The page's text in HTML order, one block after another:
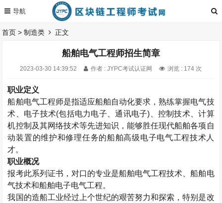
首页 >制造类 正文
船舶电气工程师招生简章
2023-03-30 14:39:52 作者 : JYPC考试认证网 浏览 : 174 次
职业定义
船舶电气工程师是指适应船舶自动化要求，熟练掌握电气技
术、电子技术(包括电力电子、通讯电子) 、控制技术、计算
机控制及其网络技术等先进知识，能够胜任现代船舶各项自
动装置的维护和修理任务的船舶高级电子电气工程技术人
才。
职业概况
报考此系列证书，对口的专业是船舶电气工程技术、船舶电
气技术和船舶电子电气工程。
我国的造船工业经过上个世纪的艰苦努力和探索，特别是改